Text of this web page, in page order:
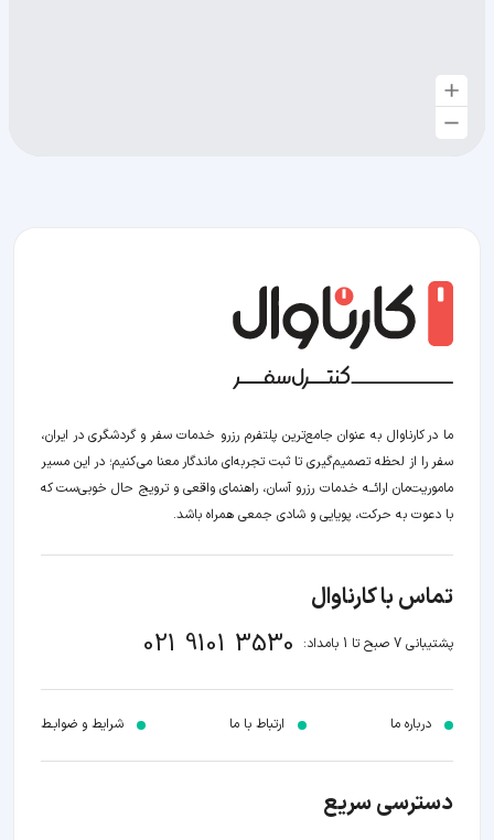
ما در کارناوال به عنوان جامع‌ترین پلتفرم رزرو خدمات سفر و گردشگری در ایران،
سفر را از لحظه‌ تصمیم‌گیری تا ثبت تجربه‌ای ماندگار معنا می‌کنیم؛ در این مسیر‍
ماموریت‌مان اراﺋــﻪ خدمات رزرو آسان، راهنمای واقعی و ترویج حال خوبی‌ست که
با دعوت به حرکت، پویایی و شادی جمعی همراه باشد.
تماس با کارناوال
پشتیبانی 7 صبح تا 1 بامداد: 021 9101 3530
درباره ما ارتباط با ما شرایط و ضوابـط
دسترسی سریع